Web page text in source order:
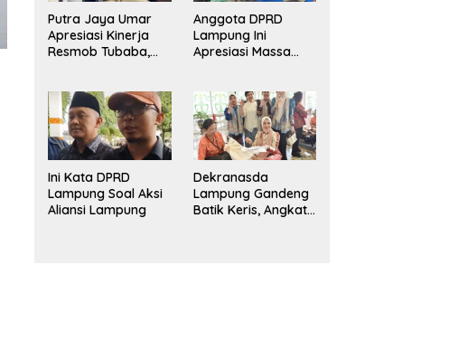
Putra Jaya Umar
Apresiasi Kinerja
Resmob Tubaba,
Anggota DPRD
Lampung Ini
Apresiasi Massa
Ini Kata DPRD
Lampung Soal Aksi
Aliansi Lampung
Dekranasda
Lampung Gandeng
Batik Keris, Angkat